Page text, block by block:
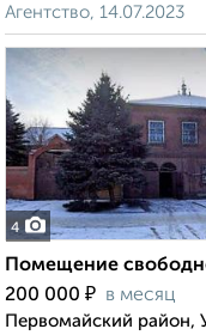
Агентство, 14.07.2023
4
Помещение
200 000 ₽ в месяц
Первомайский район,